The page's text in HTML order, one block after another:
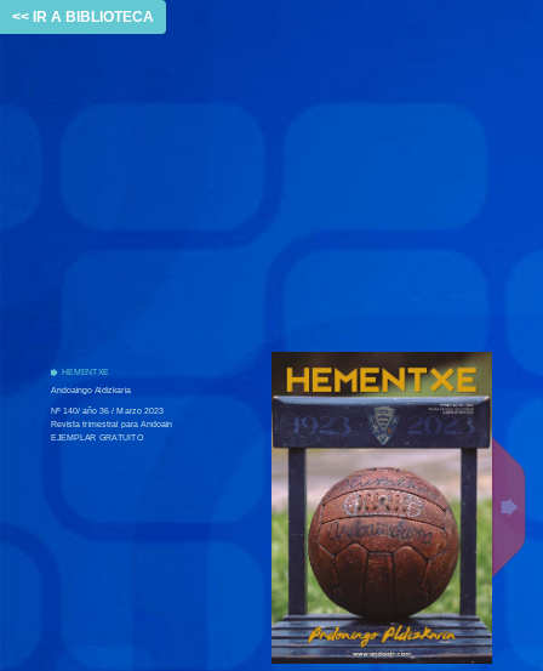
<< IR A BIBLIOTECA
HEMENTXE
Andoaingo Aldizkaria
Nº 140/ año 36 / Marzo 2023
Revista trimestral para Andoain
EJEMPLAR GRATUITO